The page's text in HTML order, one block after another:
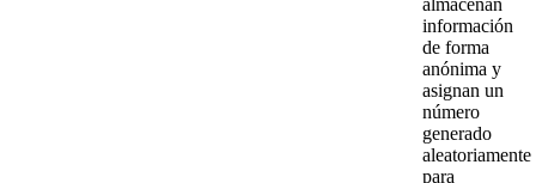
información
de forma
anónima y
asignan un
número
generado
aleatoriamente
para